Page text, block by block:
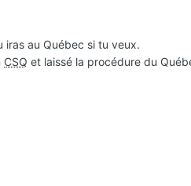
iras au Québec si tu veux.
CSQ et laissé la procédure du